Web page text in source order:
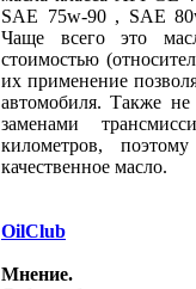
SAE 75w-90 , SAE
Чаще всего это
стоимостью
их применение
автомобиля. Также
заменами
километров,
качественное масло.
OilClub
Мнение.